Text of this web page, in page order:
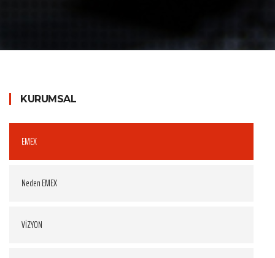
KURUMSAL
EMEX
Neden EMEX
VİZYON